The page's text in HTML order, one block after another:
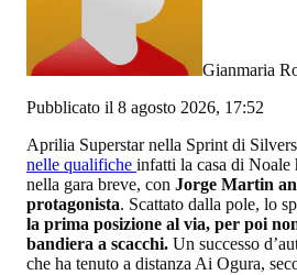
Gianmaria
Pubblicato il 8 agosto 2026, 17:52
Aprilia Superstar nella Sprint di
nelle qualifiche infatti la casa di Noale
nella gara breve, con Jorge Martin
protagonista. Scattato dalla pole, lo
la prima posizione al via, per poi
bandiera a scacchi. Un successo
che ha tenuto a distanza Ai Ogura,